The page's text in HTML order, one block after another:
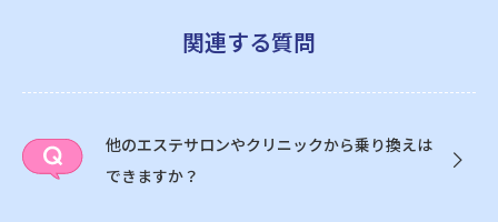
関連する質問
他のエステサロンやクリニックから乗り換えは
できますか？